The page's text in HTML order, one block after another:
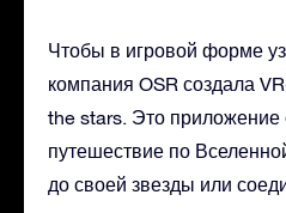
Чтобы в игровой форме
компания OSR создала
the stars. Это приложение
путешествие по
до своей звезды или